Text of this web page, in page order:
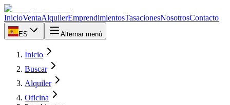
InicioVentaAlquilerEmprendimientosTasacionesNosotrosContacto
ES Alternar menú
Inicio
Buscar
Alquiler
Oficina